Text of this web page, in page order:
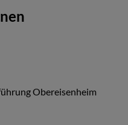
Obereisenheim